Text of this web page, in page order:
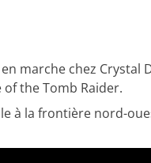
marche chez Crystal
the Tomb Raider.
à la frontière nord-